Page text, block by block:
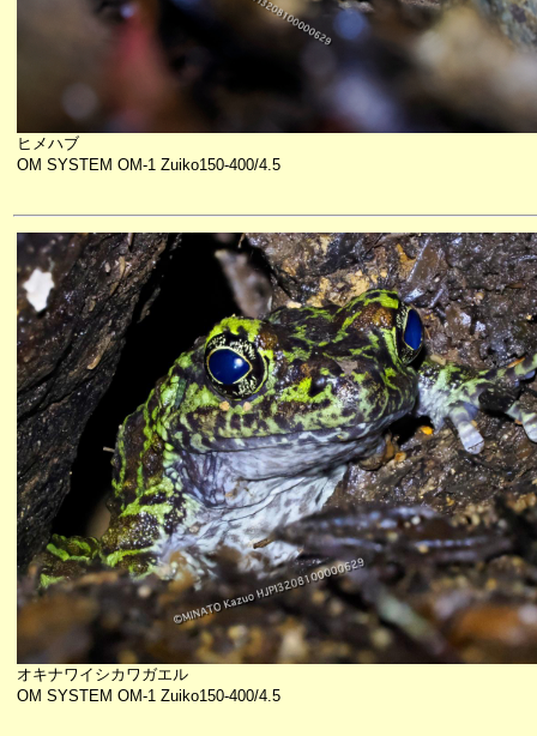
ヒメハブ
OM SYSTEM OM-1 Zuiko150-400/4.5
オキナワイシカワガエル
OM SYSTEM OM-1 Zuiko150-400/4.5